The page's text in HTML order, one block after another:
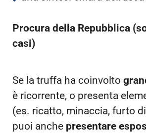
Procura della Repubblica
casi)
Se la truffa ha coinvolto
è ricorrente, o presenta
(es. ricatto, minaccia, furto
puoi anche presentare